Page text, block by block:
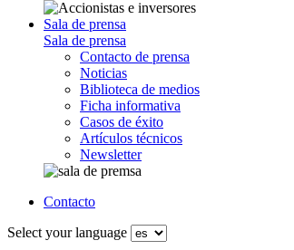
Sala de prensa
Sala de prensa
Contacto de prensa
Noticias
Biblioteca de medios
Ficha informativa
Casos de éxito
Artículos técnicos
Newsletter
Contacto
Select your language